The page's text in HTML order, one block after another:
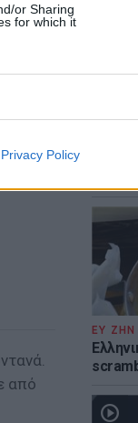
or Sharing
for which it
Privacy Policy
5
ΕΥ ΖΗΝ
από